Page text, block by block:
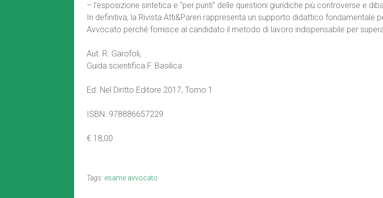
– l’esposizione sintetica e “per punti” delle questioni giuridiche più controverse e
In definitiva, la Rivista Atti&Pareri rappresenta un supporto didattico fondamentale
Avvocato perché fornisce al candidato il metodo di lavoro indispensabile per
Aut. R. Garofoli,
Guida scientifica F. Basilica
Ed. Nel Diritto Editore 2017, Tomo 1
ISBN. 978886657229
€ 18,00
Tags: esame avvocato